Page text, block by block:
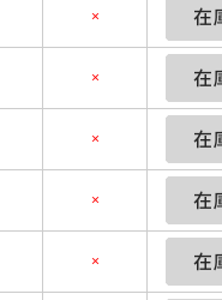
×
×
×
×
×